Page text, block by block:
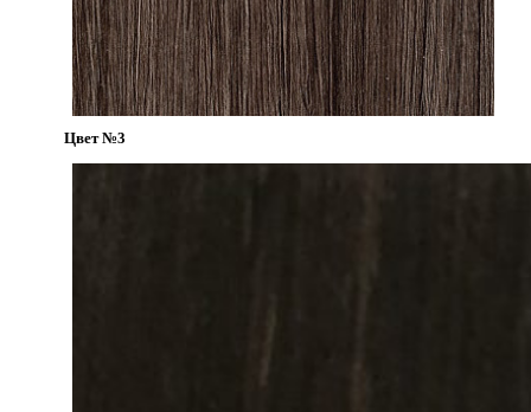
Цвет №3